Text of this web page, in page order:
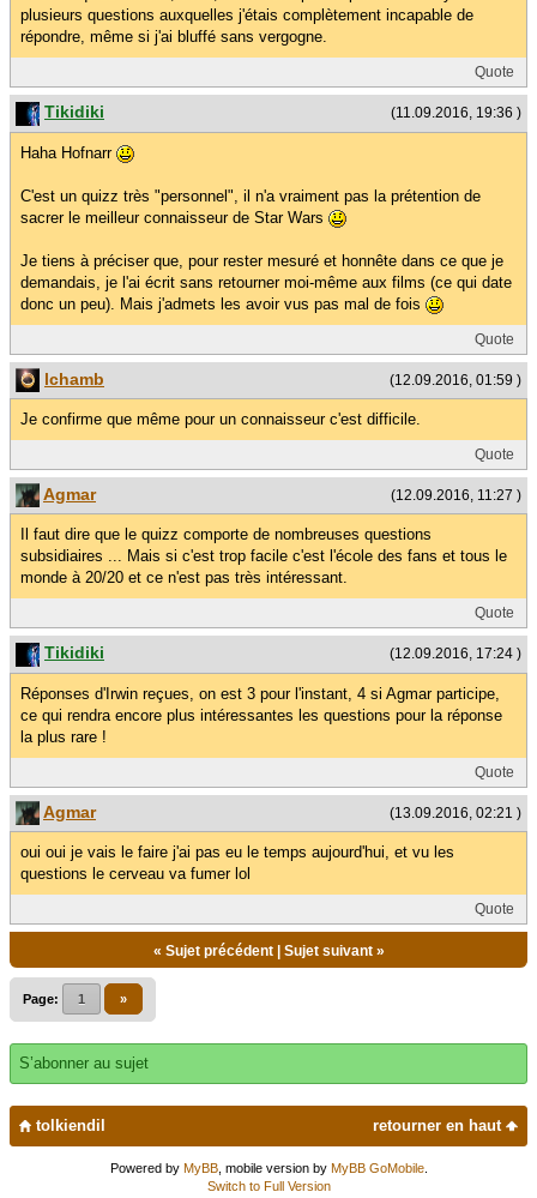
plusieurs questions auxquelles j'étais complètement incapable de
répondre, même si j'ai bluffé sans vergogne.
Quote
(11.09.2016, 19:36 )
Tikidiki
Haha Hofnarr
C'est un quizz très "personnel", il n'a vraiment pas la prétention de
sacrer le meilleur connaisseur de Star Wars
Je tiens à préciser que, pour rester mesuré et honnête dans ce que je
demandais, je l'ai écrit sans retourner moi-même aux films (ce qui date
donc un peu). Mais j'admets les avoir vus pas mal de fois
Quote
(12.09.2016, 01:59 )
lchamb
Je confirme que même pour un connaisseur c'est difficile.
Quote
(12.09.2016, 11:27 )
Agmar
Il faut dire que le quizz comporte de nombreuses questions
subsidiaires ... Mais si c'est trop facile c'est l'école des fans et tous le
monde à 20/20 et ce n'est pas très intéressant.
Quote
(12.09.2016, 17:24 )
Tikidiki
Réponses d'Irwin reçues, on est 3 pour l'instant, 4 si Agmar participe,
ce qui rendra encore plus intéressantes les questions pour la réponse
la plus rare !
Quote
(13.09.2016, 02:21 )
Agmar
oui oui je vais le faire j'ai pas eu le temps aujourd'hui, et vu les
questions le cerveau va fumer lol
Quote
« Sujet précédent| Sujet suivant»
Page: 1 »
S’abonner au sujet
retourner en haut
tolkiendil
Powered by MyBB, mobile version by MyBB GoMobile.
Switch to Full Version